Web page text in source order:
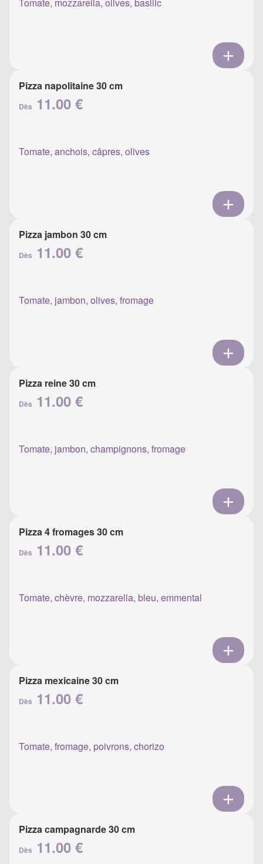
Tomate, mozzarella, olives, basilic
Pizza napolitaine 30 cm
Dès 11.00 €
Tomate, anchois, câpres, olives
Pizza jambon 30 cm
Dès 11.00 €
Tomate, jambon, olives, fromage
Pizza reine 30 cm
Dès 11.00 €
Tomate, jambon, champignons, fromage
Pizza 4 fromages 30 cm
Dès 11.00 €
Tomate, chèvre, mozzarella, bleu, emmental
Pizza mexicaine 30 cm
Dès 11.00 €
Tomate, fromage, poivrons, chorizo
Pizza campagnarde 30 cm
Dès 11.00 €